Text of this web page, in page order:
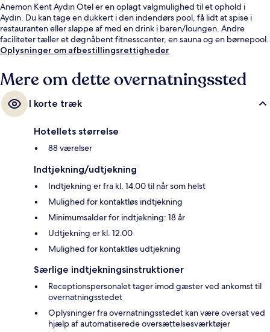
Anemon Kent Aydın Otel er en oplagt valgmulighed til et ophold i
Aydın. Du kan tage en dukkert i den indendørs pool, få lidt at spise i
restauranten eller slappe af med en drink i baren/loungen. Andre
faciliteter tæller et døgnåbent fitnesscenter, en sauna og en børnepool.
Oplysninger om afbestillingsrettigheder
Mere om dette overnatningssted
I korte træk
Hotellets størrelse
88 værelser
Indtjekning/udtjekning
Indtjekning er fra kl. 14.00 til når som helst
Mulighed for kontaktløs indtjekning
Minimumsalder for indtjekning: 18 år
Udtjekning er kl. 12.00
Mulighed for kontaktløs udtjekning
Særlige indtjekningsinstruktioner
Receptionspersonalet tager imod gæster ved ankomst til
overnatningsstedet
Oplysninger fra overnatningsstedet kan være oversat ved
hjælp af automatiserede oversættelsesværktøjer